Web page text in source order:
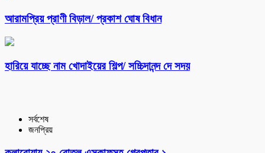
আরামপ্রিয় প্রাণী বিড়াল/ প্রকাশ ঘোষ বিধান
হারিয়ে যাচ্ছে নাম খোদাইয়ের শিল্প/ সচ্চিদানন্দ দে সদয়
সর্বশেষ
জনপ্রিয়